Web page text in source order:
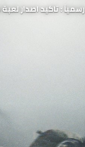
رسمياً : تاكيد اصدار لعبة Delta Force على أجهزة الكونسول منها Xbox Series XS يوم 19 أغسطس.